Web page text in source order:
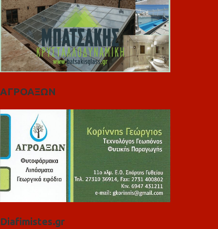
ΑΓΡΟΑΞΩΝ
Diafimistes.gr